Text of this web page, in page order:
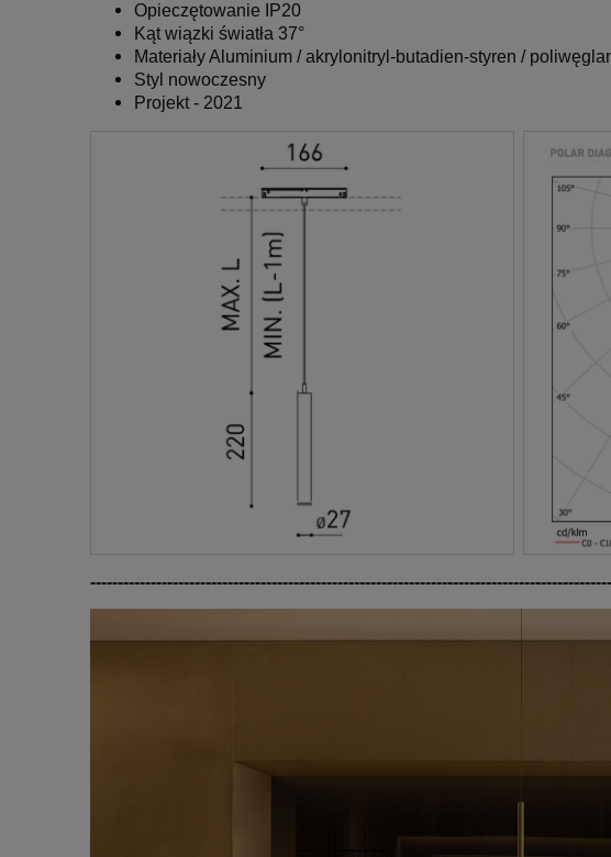
Opieczętowanie
IP20
Kąt wiązki światła 37°
Materiały Aluminium / akrylonitryl-butadien-styren /
Styl nowoczesny
Projekt - 2021